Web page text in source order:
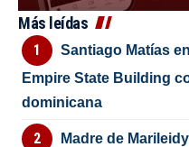
Más leídas
Santiago Matías
Empire State Building
dominicana
Madre de